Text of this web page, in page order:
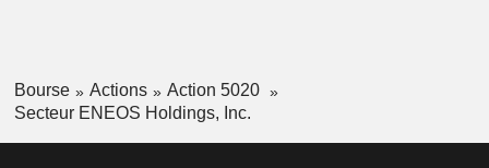
Bourse Actions
Action 5020
Secteur ENEOS Holdings, Inc.